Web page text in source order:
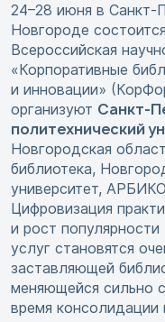
24–28 июня в Санкт-
Новгороде
Всероссийская
«Корпоративные
и инновации»
организуют Санкт-
политехнический
Новгородская
библиотека,
университет,
Цифровизация
и рост
услуг становятся
заставляющей
меняющейся сильно
время